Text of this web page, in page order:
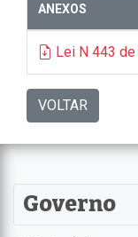
ANEXOS
Lei N 443 de
VOLTAR
Governo